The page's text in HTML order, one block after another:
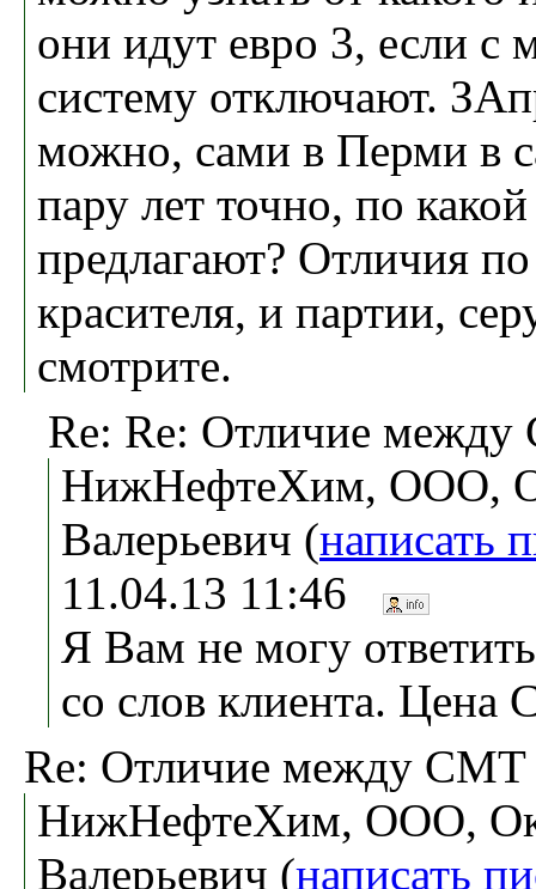
они идут евро 3, если с
систему отключают.
можно, сами в Перми в
пару лет точно, по
предлагают? Отличия по
красителя, и партии,
смотрите.
Re: Re: Отличие
НижНефтеХим, ООО,
Валерьевич (написать
11.04.13 11:46
Я Вам не могу
со слов клиента.
Re: Отличие между
НижНефтеХим, ООО,
Валерьевич (написать